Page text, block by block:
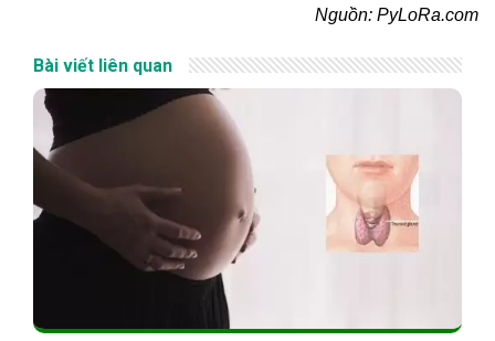
Nguồn: PyLoRa.com
Bài viết liên quan